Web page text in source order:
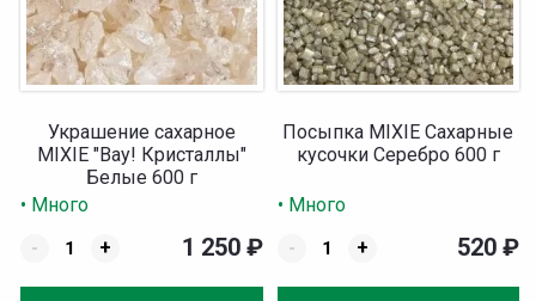
Украшение сахарное
MIXIE "Вау! Кристаллы"
Белые 600 г
• Много
-
+ 1 250 ₽
Посыпка MIXIE Сахарные
кусочки Серебро 600 г
• Много
-
+ 520 ₽